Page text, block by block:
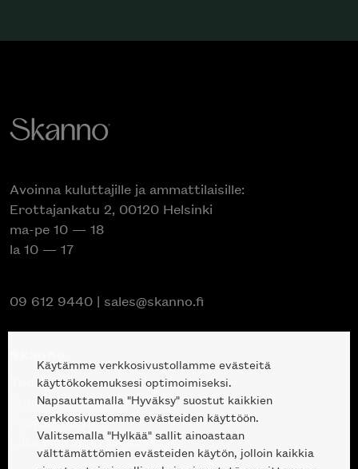
Avoinna kuluttajille ja ammattilaisille:
Erottajankatu 2, 00120 Helsinki
ma-pe 10 — 18
la 10 — 17
09 612 9440 | sales@skanno.fi
Tuotteet
Suunnittelupalvelu
Projektimyynti
Liike Helsingin keskustassa
Käytämme verkkosivustollamme evästeitä
käyttökokemuksesi optimoimiseksi.
Napsauttamalla "Hyväksy" suostut kaikkien
verkkosivustomme evästeiden käyttöön.
Valitsemalla "Hylkää" sallit ainoastaan
välttämättömien evästeiden käytön, jolloin kaikkia